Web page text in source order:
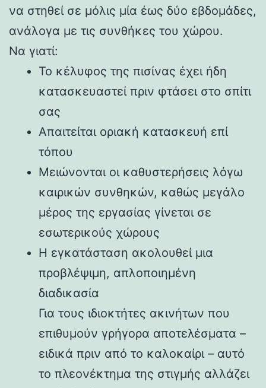
να στηθεί σε μόλις μία έως δύο εβδομάδες,
ανάλογα με τις συνθήκες του χώρου.
Να γιατί:
Το κέλυφος της πισίνας έχει ήδη
κατασκευαστεί πριν φτάσει στο σπίτι
σας
Απαιτείται οριακή κατασκευή επί
τόπου
Μειώνονται οι καθυστερήσεις λόγω
καιρικών συνθηκών, καθώς μεγάλο
μέρος της εργασίας γίνεται σε
εσωτερικούς χώρους
Η εγκατάσταση ακολουθεί μια
προβλέψιμη, απλοποιημένη
διαδικασία
Για τους ιδιοκτήτες ακινήτων που
επιθυμούν γρήγορα αποτελέσματα –
ειδικά πριν από το καλοκαίρι – αυτό
το πλεονέκτημα της στιγμής αλλάζει